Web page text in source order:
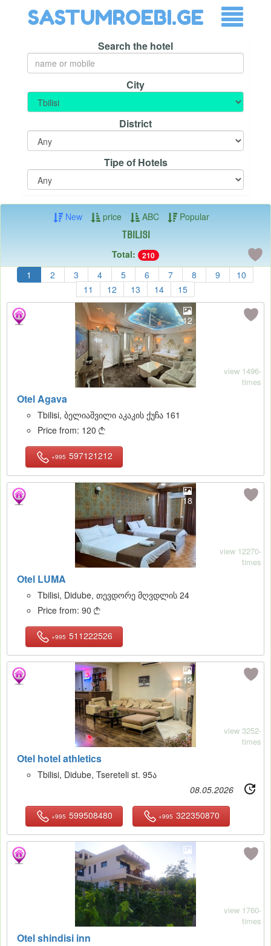
SASTUMROEBI.GE
Search the hotel
City
District
Tipe of Hotels
New price ABC Popular
Tbilisi
Total: 210
1 2 3 4 5 6 7 8 9
10
11
12 13 14 15
12
Otel Agava
view 1496-
times
Tbilisi, ბელიაშვილი აკაკის ქუჩა 161
Price from: 120 
+995 597121212
18
Otel LUMA
view 12270-
times
Tbilisi, Didube, თევდორე მღვდლის 24
Price from: 90 
+995 511222526
12
Otel hotel athletics
view 3252-
times
Tbilisi, Didube, Tsereteli st. 95ა
08.05.2026
+995 599508480 +995 322350870
18
Otel shindisi inn
view 1760-
times